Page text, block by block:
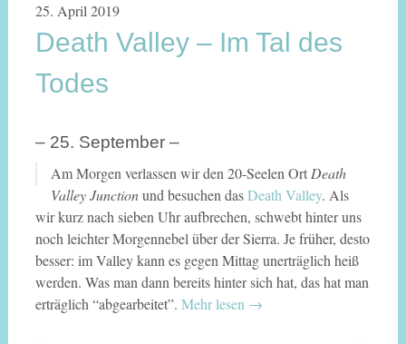
25. April 2019
Death Valley – Im Tal des
Todes
– 25. September –
Am Morgen verlassen wir den 20-Seelen Ort Death
Valley Junctionund besuchen dasDeath Valley. Als
wir kurz nach sieben Uhr aufbrechen, schwebt hinter uns
noch leichter Morgennebel über der Sierra. Je früher, desto
besser: im Valley kann es gegen Mittag unerträglich heiß
werden. Was man dann bereits hinter sich hat, das hat man
erträglich “abgearbeitet”. Mehr lesen →